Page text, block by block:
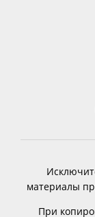
материалы
При